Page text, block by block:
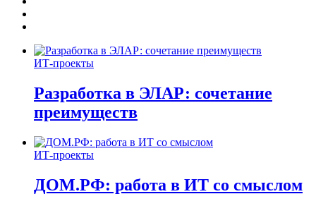
ИТ-проекты
Разработка в ЭЛАР: сочетание
преимуществ
ИТ-проекты
ДОМ.РФ: работа в ИТ со смыслом